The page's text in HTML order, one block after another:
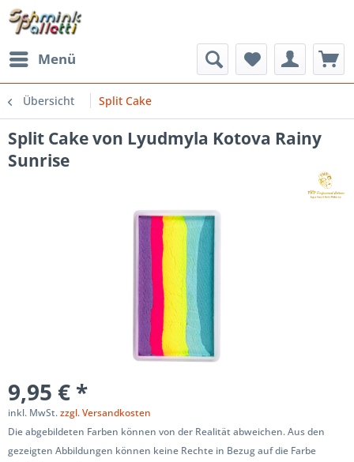
Menü
Übersicht Split Cake
Split Cake von Lyudmyla Kotova Rainy
Sunrise
9,95 € *
inkl. MwSt.zzgl. Versandkosten
Die abgebildeten Farben können von der Realität abweichen. Aus den
gezeigten Abbildungen können keine Rechte in Bezug auf die Farbe